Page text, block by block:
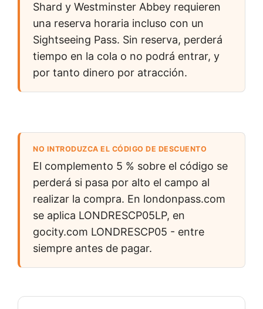
Shard y Westminster Abbey requieren
una reserva horaria incluso con un
Sightseeing Pass. Sin reserva, perderá
tiempo en la cola o no podrá entrar, y
por tanto dinero por atracción.
NO INTRODUZCA EL CÓDIGO DE DESCUENTO
El complemento 5 % sobre el código se
perderá si pasa por alto el campo al
realizar la compra. En londonpass.com
se aplica LONDRESCP05LP, en
gocity.com LONDRESCP05 - entre
siempre antes de pagar.